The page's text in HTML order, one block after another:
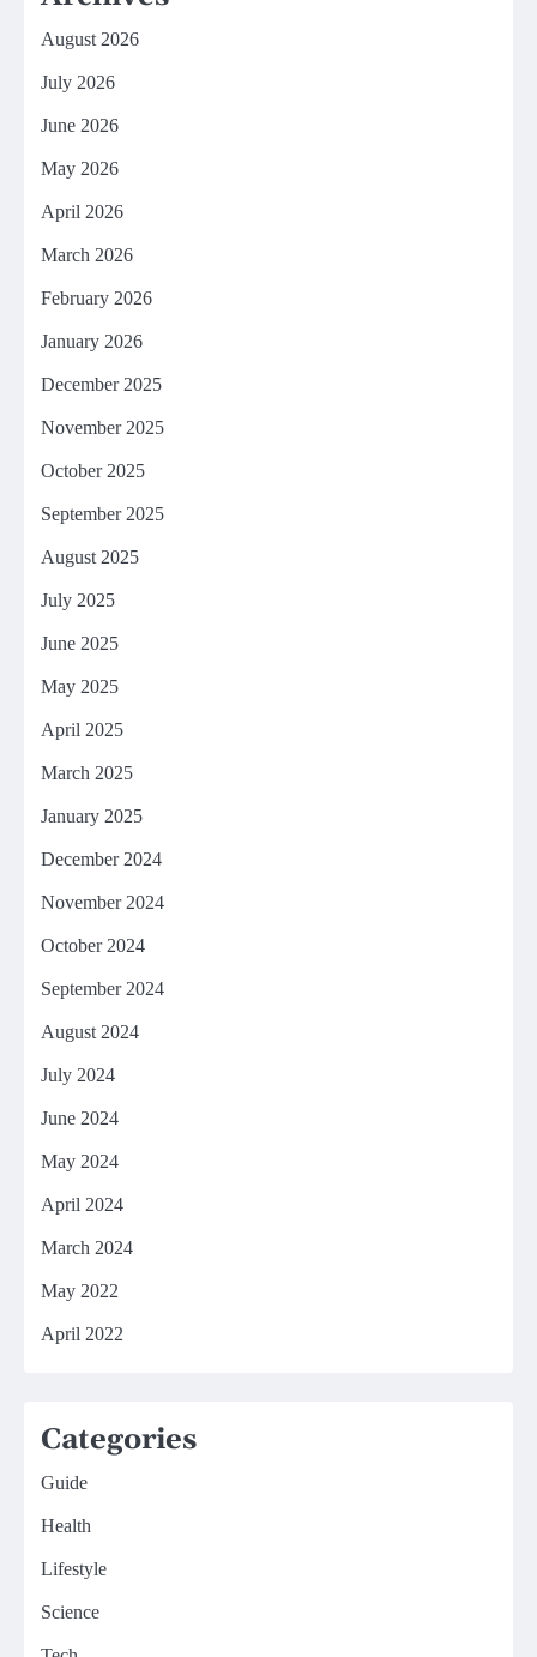
August 2026
July 2026
June 2026
May 2026
April 2026
March 2026
February 2026
January 2026
December 2025
November 2025
October 2025
September 2025
August 2025
July 2025
June 2025
May 2025
April 2025
March 2025
January 2025
December 2024
November 2024
October 2024
September 2024
August 2024
July 2024
June 2024
May 2024
April 2024
March 2024
May 2022
April 2022
Categories
Guide
Health
Lifestyle
Science